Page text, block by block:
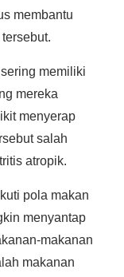
membantu
memiliki
mereka
menyerap
salah
atropik.
pola makan
menyantap
makanan
makanan